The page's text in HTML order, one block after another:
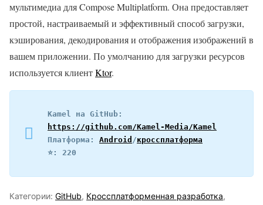
мультимедиа для Compose Multiplatform. Она предоставляет
простой, настраиваемый и эффективный способ загрузки,
кэширования, декодирования и отображения изображений в
вашем приложении. По умолчанию для загрузки ресурсов
используется клиентKtor.
https://github.com/Kamel-Media/Kamel
Платформа: Android /кроссплатформа
⭐️: 220
Категории: GitHub, Кроссплатформенная разработка,